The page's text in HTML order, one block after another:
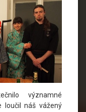
významné
loučil náš vážený